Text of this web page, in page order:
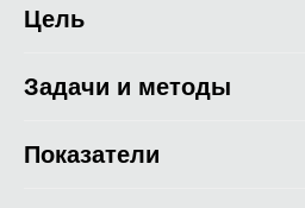
Цель
Задачи и методы
Показатели